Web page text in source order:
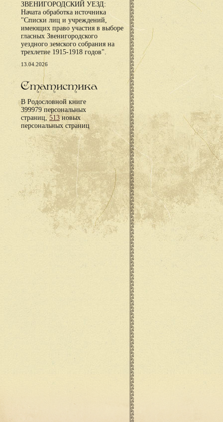
ЗВЕНИГОРОДСКИЙ УЕЗД:
Начата обработка источника
"Списки лиц и учреждений,
имеющих право участия в выборе
гласных Звенигородского
уездного земского собрания на
трехлетие 1915-1918 годов".
13.04.2026
Статистика
В Родословной книге
399979 персональных
страниц,513новых
персональных страниц